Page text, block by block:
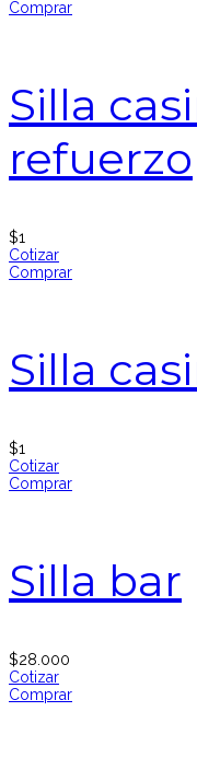
Comprar
Silla
refuerzo
$1
Cotizar
Comprar
Silla
$1
Cotizar
Comprar
Silla bar
$28.000
Cotizar
Comprar